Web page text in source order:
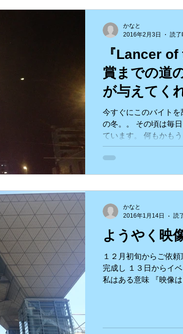
『Lancer
賞までの
が与えてく
今すぐにこのバイト
の冬。。 その頃は毎
ています。 何もかも
何もかも嫌になっち
したら良いのか、全
かなと
2016年2月3日
読了
ようやく映
１２月初旬からご依
完成し １３日からイ
私はある意味 『映像
かなと
2016年1月14日
読